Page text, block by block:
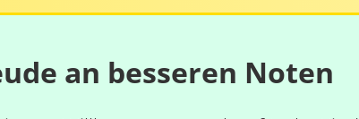
an besseren Noten